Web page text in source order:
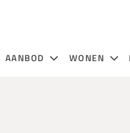
AANBOD WONEN